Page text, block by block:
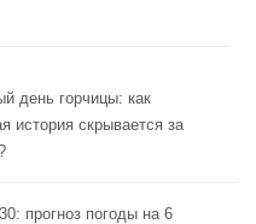
день горчицы: как
история скрывается за
прогноз погоды на 6